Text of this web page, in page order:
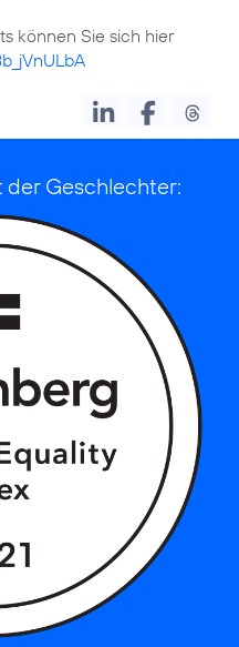
können Sie sich hier
Geschlechter: